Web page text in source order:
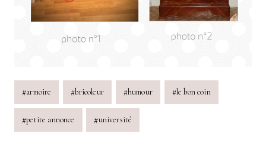
Post
Tags:
#armoire #bricoleur #humour #le bon coin
#petite annonce #université